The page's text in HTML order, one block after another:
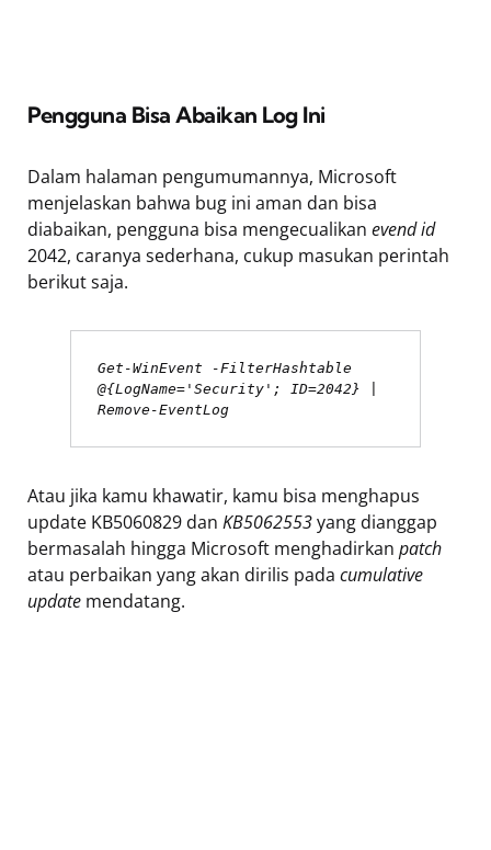
Pengguna Bisa Abaikan Log Ini
Dalam halaman pengumumannya, Microsoft
menjelaskan bahwa bug ini aman dan bisa
diabaikan, pengguna bisa mengecualikan evend id
2042, caranya sederhana, cukup masukan perintah
berikut saja.
Get-WinEvent -FilterHashtable
@{LogName='Security'; ID=2042} |
Remove-EventLog
Atau jika kamu khawatir, kamu bisa menghapus
update KB5060829 dan KB5062553yang dianggap
bermasalah hingga Microsoft menghadirkan patch
atau perbaikan yang akan dirilis pada cumulative
update mendatang.